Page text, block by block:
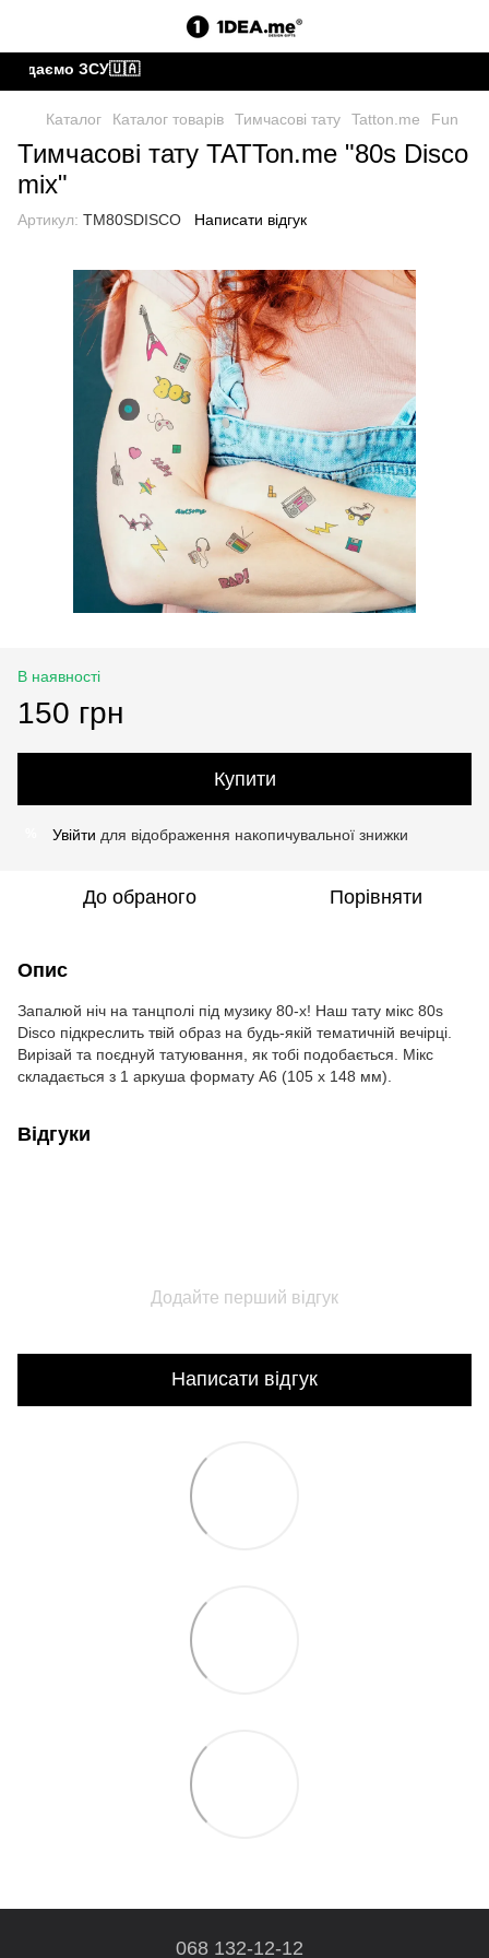
ЗСУ🇺🇦
Каталог Каталог товарів Тимчасові тату Tatton.me Fun
Тимчасові тату TATTon.me "80s Disco
mix"
Артикул: TM80SDISCO Написати відгук
В наявності
150 грн
Купити
Увійти для відображення накопичувальної знижки
До обраного Порівняти
Опис
Запалюй ніч на танцполі під музику 80-х! Наш тату мікс 80s
Disco підкреслить твій образ на будь-якій тематичній вечірці.
Вирізай та поєднуй татуювання, як тобі подобається. Мікс
складається з 1 аркуша формату А6 (105 x 148 мм).
Відгуки
Додайте перший відгук
Написати відгук
068 132-12-12